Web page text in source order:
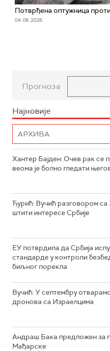
Потврђена оптужница
04. 08. 2026.
Прогноза
Најновије
Хантер Бајден: Очев рак се
веома је болно гледати
Ђурић: Вучић разговором
штити интересе Србије
ЕУ потврдила да Србија
стандарде у контроли
биљног порекла
Вучић: У септембру
дронова са Израелцима
Андраш Бакa предложен за
Мађарске